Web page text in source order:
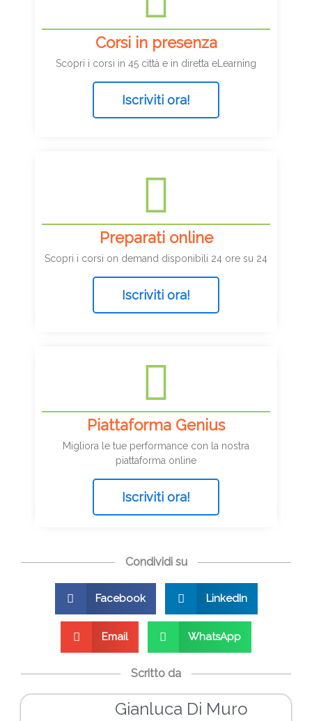
Corsi in presenza
Scopri i corsi in 45 città e in diretta eLearning
Iscriviti ora!
Preparati online
Scopri i corsi on demand disponibili 24 ore su 24
Iscriviti ora!
Piattaforma Genius
Migliora le tue performance con la nostra
piattaforma online
Iscriviti ora!
Condividi su
Facebook LinkedIn
Email WhatsApp
Scritto da
Gianluca Di Muro